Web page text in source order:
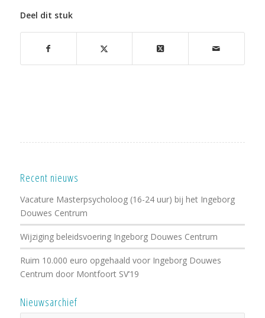
Deel dit stuk
Recent nieuws
Vacature Masterpsycholoog (16-24 uur) bij het Ingeborg
Douwes Centrum
Wijziging beleidsvoering Ingeborg Douwes Centrum
Ruim 10.000 euro opgehaald voor Ingeborg Douwes
Centrum door Montfoort SV’19
Nieuwsarchief